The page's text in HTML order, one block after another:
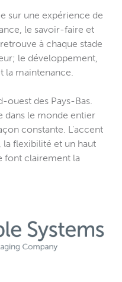
sur une expérience de
le savoir-faire et
à chaque stade
le développement,
la maintenance.
ouest des Pays-Bas.
dans le monde entier
constante. L'accent
la flexibilité et un haut
font clairement la